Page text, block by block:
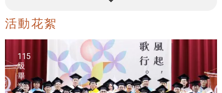
活動花絮
115
級
畢
業